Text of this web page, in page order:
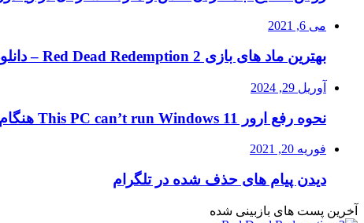
می 6, 2021
بهترین ماد های بازی Red Dead Redemption 2 – دانلود ماد RDR2
آوریل 29, 2024
نحوه رفع ارور This PC can’t run Windows 11 هنگام نصب ویندوز ۱۱
فوریه 20, 2021
دیدن پیام های حذف شده در تلگرام
آخرین پست های بازبینی شده